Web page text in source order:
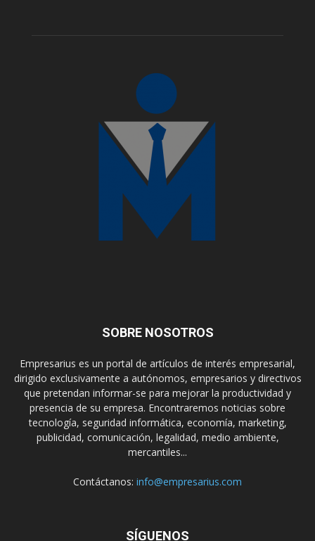
SOBRE NOSOTROS
Empresarius es un portal de artículos de interés empresarial,
dirigido exclusivamente a autónomos, empresarios y directivos
que pretendan informar-se para mejorar la productividad y
presencia de su empresa. Encontraremos noticias sobre
tecnología, seguridad informática, economía, marketing,
publicidad, comunicación, legalidad, medio ambiente,
mercantiles...
Contáctanos: info@empresarius.com
SÍGUENOS